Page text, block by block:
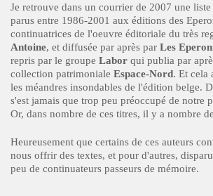
Je retrouve dans un courrier de 2007 une liste
parus entre 1986-2001 aux éditions des
continuatrices de l'oeuvre éditoriale du très
Antoine, et diffusée par après par Les
repris par le groupe Labor qui publia par
collection patrimoniale Espace-Nord. Et cela
les méandres insondables de l'édition belge.
s'est jamais que trop peu préoccupé de notre
Or, dans nombre de ces titres, il y a nombre
Heureusement que certains de ces auteurs
nous offrir des textes, et pour d'autres,
peu de continuateurs passeurs de mémoire.